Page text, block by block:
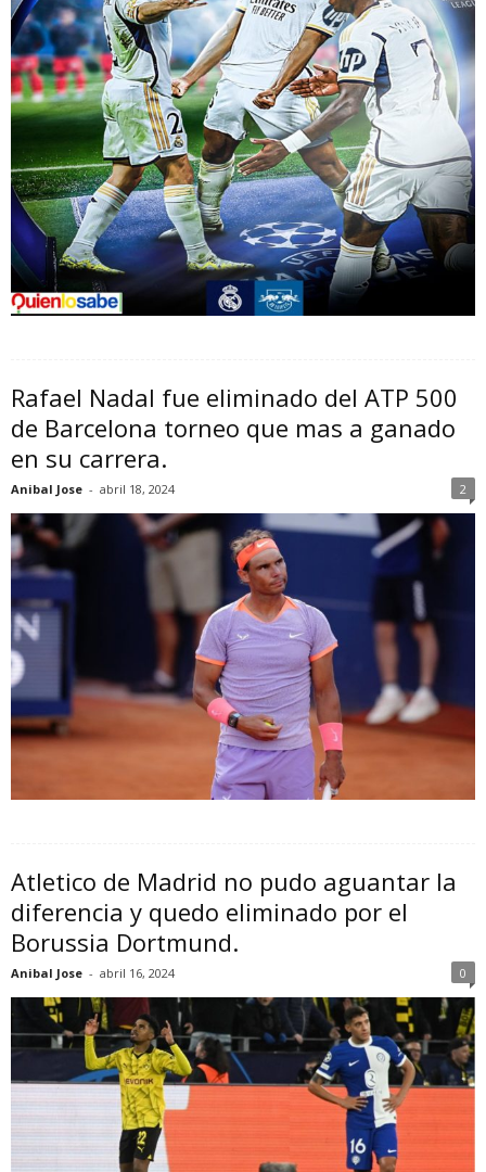
Rafael Nadal fue eliminado del ATP 500
de Barcelona torneo que mas a ganado
en su carrera.
Anibal Jose - abril 18, 2024 2
Atletico de Madrid no pudo aguantar la
diferencia y quedo eliminado por el
Borussia Dortmund.
Anibal Jose - abril 16, 2024 0